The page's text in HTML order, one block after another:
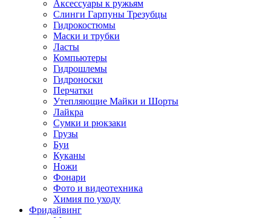
Аксессуары к ружьям
Слинги Гарпуны Трезубцы
Гидрокостюмы
Маски и трубки
Ласты
Компьютеры
Гидрошлемы
Гидроноски
Перчатки
Утепляющие Майки и Шорты
Лайкра
Сумки и рюкзаки
Грузы
Буи
Куканы
Ножи
Фонари
Фото и видеотехника
Химия по уходу
Фридайвинг